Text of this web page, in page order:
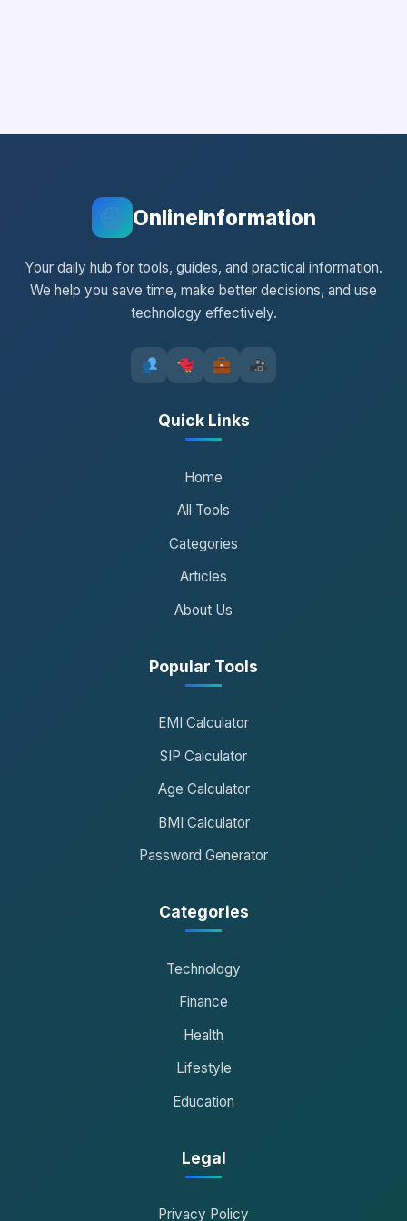
OnlineInformation
Your daily hub for tools, guides, and practical information.
We help you save time, make better decisions, and use
technology effectively.
Quick Links
Home
All Tools
Categories
Articles
About Us
Popular Tools
EMI Calculator
SIP Calculator
Age Calculator
BMI Calculator
Password Generator
Categories
Technology
Finance
Health
Lifestyle
Education
Legal
Privacy Policy